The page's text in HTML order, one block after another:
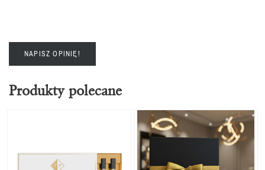
NAPISZ OPINIĘ!
Produkty polecane